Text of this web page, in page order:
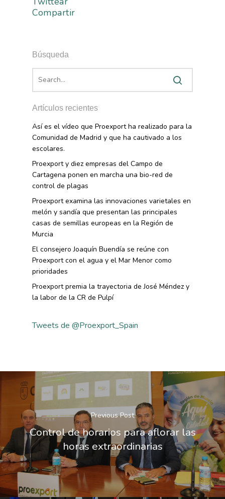
Compartir
Búsqueda
Artículos recientes
Así es el vídeo que Proexport ha realizado para la
Comunidad de Madrid y que ha cautivado a los
escolares.
Proexport y diez empresas del Campo de
Cartagena ponen en marcha una bio-red de
control de plagas
Proexport examina las innovaciones varietales en
melón y sandía que presentan las principales
casas de semillas europeas en la Región de
Murcia
El consejero Joaquín Buendía se reúne con
Proexport con el agua y el Mar Menor como
prioridades
Proexport premia la trayectoria de José Méndez y
la labor de la CR de Pulpí
Tweets de @Proexport_Spain
Previous Post
Control de horarios para aflorar las
horas extraordinarias